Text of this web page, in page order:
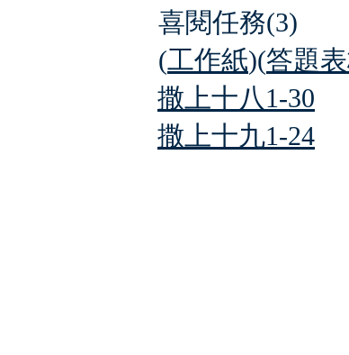
喜閱任務(3)
(工作紙)(答題
撒上十八1-30
撒上十九1-24